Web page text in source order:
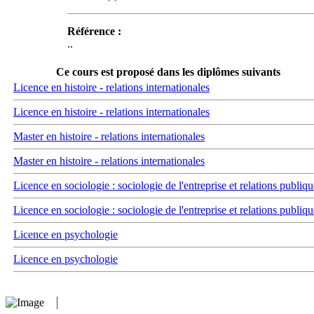
Référence :
..
Ce cours est proposé dans les diplômes suivants
Licence en histoire - relations internationales
Licence en histoire - relations internationales
Master en histoire - relations internationales
Master en histoire - relations internationales
Licence en sociologie : sociologie de l'entreprise et relations
Licence en sociologie : sociologie de l'entreprise et relations
Licence en psychologie
Licence en psychologie